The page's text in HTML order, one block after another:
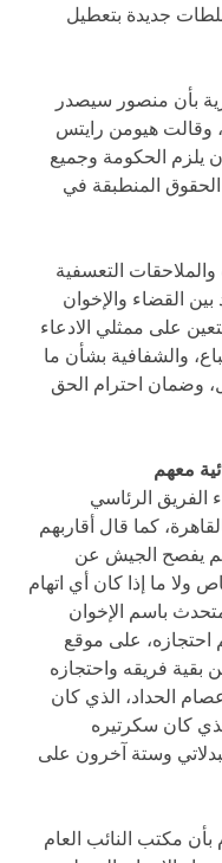
جديدة بتعطيل
بأن منصور سيصدر
وقالت هيومن رايتس
يلزم الحكومة وجميع
الحقوق المنطبقة في
التعسفية
القضاء والإخوان
على ممثلي الادعاء
والشفافية بشأن ما
وضمان احترام الحق
معهم
أعضاء الفريق الرئاسي
كما قال أقاربهم
يفصح الجيش عن
ولا ما إذا كان أي اتهام
علق متحدث باسم الإخوان
احتجازه، على موقع
بقية فريقه واحتجازه
الحداد، الذي كان
كان سكرتيره
وستة آخرون على
بأن مكتب النائب العام